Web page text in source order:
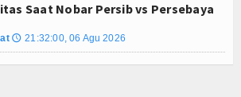
Saat Nobar Persib vs Persebaya
🕔 21:32:00, 06 Agu 2026